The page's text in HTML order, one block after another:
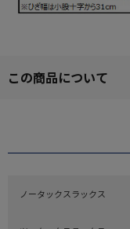
この商品について
ノータックスラックス